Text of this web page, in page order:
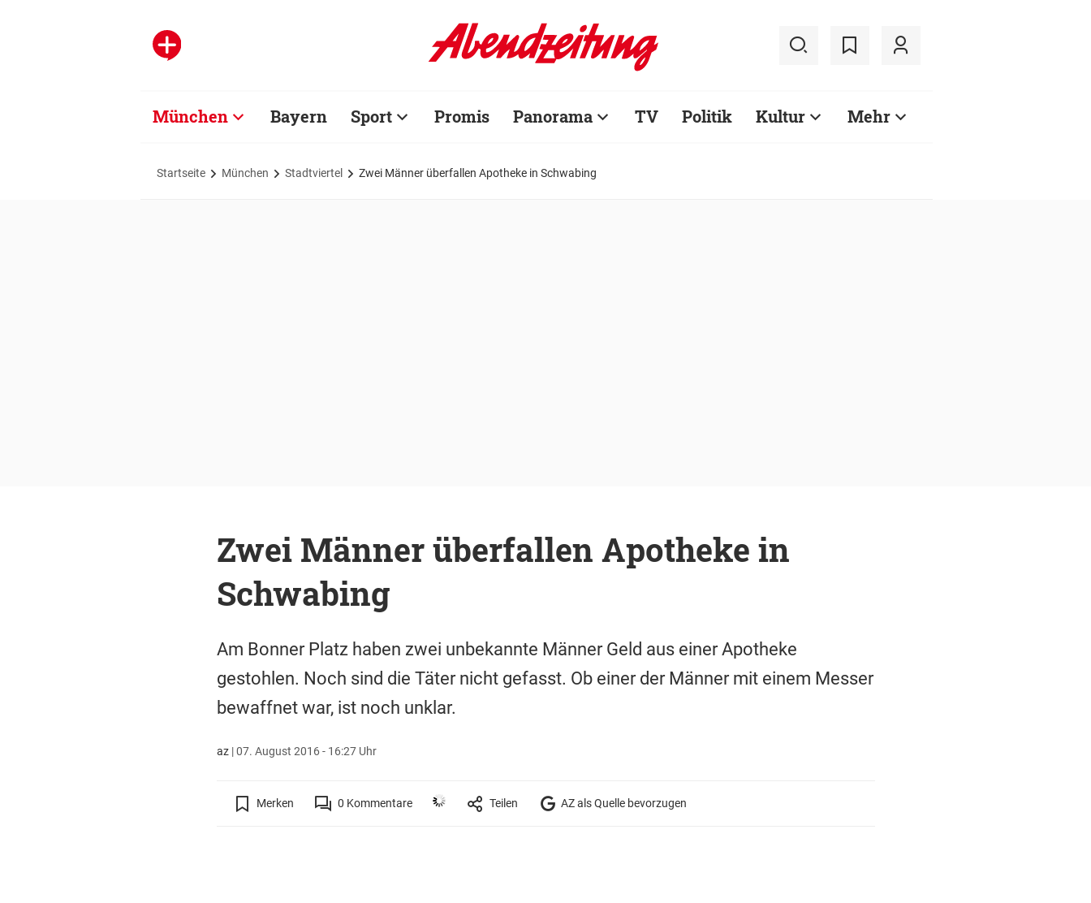
München Bayern Sport Promis Panorama TV Politik Kultur Mehr
Startseite München Stadtviertel Zwei Männer überfallen Apotheke in Schwabing
Zwei Männer überfallen Apotheke in
Schwabing
Am Bonner Platz haben zwei unbekannte Männer Geld aus einer Apotheke
gestohlen. Noch sind die Täter nicht gefasst. Ob einer der Männer mit einem Messer
bewaffnet war, ist noch unklar.
az|07. August 2016 - 16:27 Uhr
Merken 0 Kommentare Teilen AZ als Quelle bevorzugen